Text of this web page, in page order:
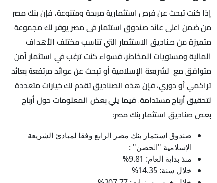
إذا كنت تبحث عن فرص استثمارية مربحة ومتنوعة، فإن بنك مصر
من ضمن اعلى عائد صندوق استثمار فى مصر يوفر لك مجموعة
متميزة من صناديق الاستثمار التي تناسب مختلف الأهداف
المالية ومستويات المخاطر، فسواء كنت ترغب في استثمار آمن
متوافق مع الشريعة الإسلامية أو تبحث عن عوائد مرتفعة بعائد
تراكمي أو دوري، فإن هذه الصناديق تقدم لك خيارات متعددة
لتحقيق أرباح مستدامة، فيما يلي بعض المعلومات حول أرباح
بعض صناديق استثمار بنك مصر:
صندوق استثمار بنك مصر الرابع وفقا لمبادئ الشريعة
الإسلامية "الحصن" :
منذ بداية العام: 9.81%
خلال سنة: 14.35%